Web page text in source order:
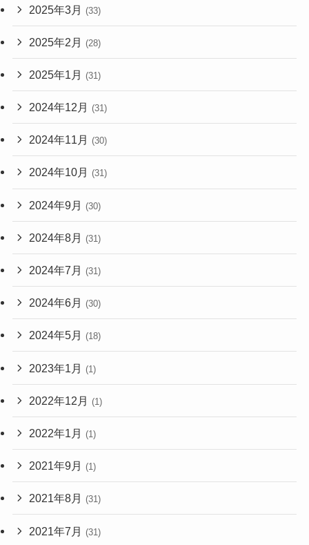
2025年3月 (33)
2025年2月 (28)
2025年1月 (31)
2024年12月 (31)
2024年11月 (30)
2024年10月 (31)
2024年9月 (30)
2024年8月 (31)
2024年7月 (31)
2024年6月 (30)
2024年5月 (18)
2023年1月 (1)
2022年12月 (1)
2022年1月 (1)
2021年9月 (1)
2021年8月 (31)
2021年7月 (31)